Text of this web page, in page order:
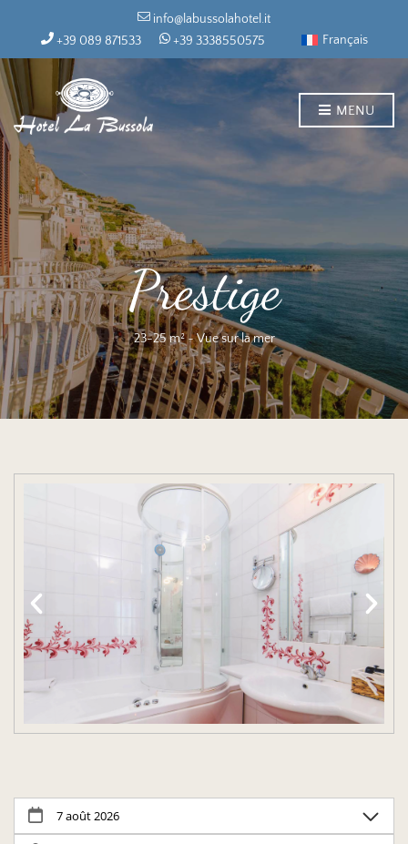
info@labussolahotel.it
+39 089 871533
+39 3338550575 Français
MENU
Prestige
23-25 m² ~ Vue sur la mer